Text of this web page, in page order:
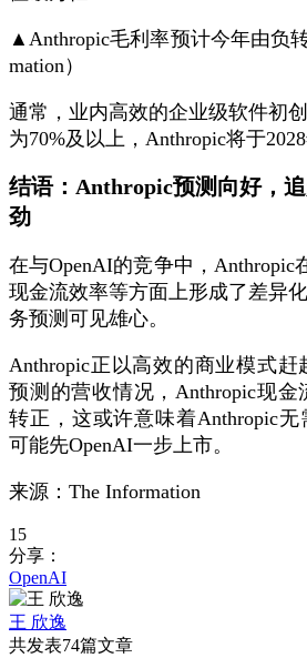
▲Anthropic毛利率预计今年由负
mation）
通常，业内高效的企业级软件初
为70%及以上，Anthropic将于
结语：Anthropic预测向好，
劲
在与OpenAI的竞争中，Anthropic
现金流效率等方面上形成了差异
务预测可见雄心。
Anthropic正以高效的商业模式赶
预测的营收情况，Anthropic现金
转正，这或许意味着Anthropic无
可能先OpenAI一步上市。
来源：The Information
15
分享：
OpenAI
王 欣逸
共发表74篇文章